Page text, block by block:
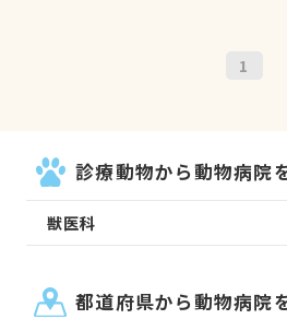
1
診療動物から動物病院
獣医科
都道府県から動物病院